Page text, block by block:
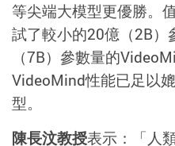
等尖端大模型更優勝。
試了較小的20億（2B）
（7B）參數量的
VideoMind性能已足以
型。
陳長汶教授表示：「人